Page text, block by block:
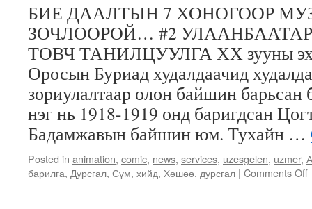
БИЕ ДААЛТЫН 7 ХОНОГООР
ЗОЧЛООРОЙ… #2
ТОВЧ ТАНИЛЦУУЛГА ХХ зууны
Оросын Буриад худалдаачид
зориулалтаар олон байшин барьсан
нэг нь 1918-1919 онд баригдсан
Бадамжавын байшин юм. Тухайн …
Posted in animation, comic, news, services, uzesgelen, uzmer,
барилга, Дурсгал, Сүм, хийд, Хөшөө, дурсгал | Comments Off